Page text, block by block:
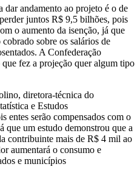
dar andamento ao projeto é o de
juntos R$ 9,5 bilhões, pois
o aumento da isenção, já que
sobre os salários de
A Confederação
fez a projeção quer algum tipo
diretora-técnica do
e Estudos
entes serão compensados com o
que um estudo demonstrou que a
contribuinte mais de R$ 4 mil ao
aumentará o consumo e
e municípios